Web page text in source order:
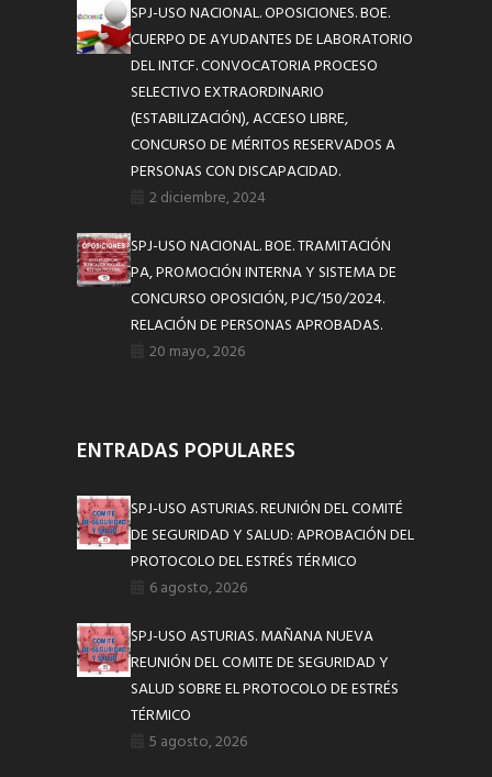
SPJ-USO NACIONAL. OPOSICIONES. BOE.
CUERPO DE AYUDANTES DE LABORATORIO
DEL INTCF. CONVOCATORIA PROCESO
SELECTIVO EXTRAORDINARIO
(ESTABILIZACIÓN), ACCESO LIBRE,
CONCURSO DE MÉRITOS RESERVADOS A
PERSONAS CON DISCAPACIDAD.
2 diciembre, 2024
SPJ-USO NACIONAL. BOE. TRAMITACIÓN
PA, PROMOCIÓN INTERNA Y SISTEMA DE
CONCURSO OPOSICIÓN, PJC/150/2024.
RELACIÓN DE PERSONAS APROBADAS.
20 mayo, 2026
ENTRADAS POPULARES
SPJ-USO ASTURIAS. REUNIÓN DEL COMITÉ
DE SEGURIDAD Y SALUD: APROBACIÓN DEL
PROTOCOLO DEL ESTRÉS TÉRMICO
6 agosto, 2026
SPJ-USO ASTURIAS. MAÑANA NUEVA
REUNIÓN DEL COMITE DE SEGURIDAD Y
SALUD SOBRE EL PROTOCOLO DE ESTRÉS
TÉRMICO
5 agosto, 2026